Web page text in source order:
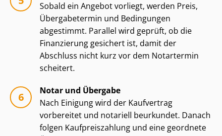
Sobald ein Angebot vorliegt, werden Preis,
Übergabetermin und Bedingungen
abgestimmt. Parallel wird geprüft, ob die
Finanzierung gesichert ist, damit der
Abschluss nicht kurz vor dem Notartermin
scheitert.
Notar und Übergabe
Nach Einigung wird der Kaufvertrag
vorbereitet und notariell beurkundet. Danach
folgen Kauf­preis­zah­lung und eine geordnete